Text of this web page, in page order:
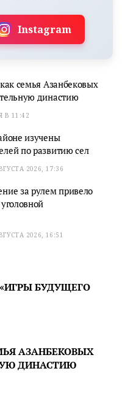
Instagram
семья Азанбековых
династию
В 11:42
изучены
по развитию сел
2026, 17:36
за рулем привело
2026, 16:51
БУДУЩЕГО
АЗАНБЕКОВЫХ
ДИНАСТИЮ